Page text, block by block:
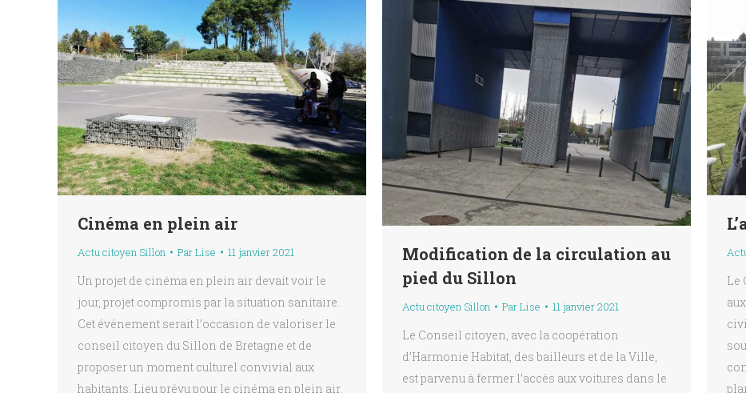
Cinéma en plein air
Actu citoyen Sillon ParLise 11 janvier 2021
Un projet de cinéma en plein air devait voir le
jour, projet compromis par la situation sanitaire.
Cet événement serait l’occasion de valoriser le
conseil citoyen du Sillon de Bretagne et de
proposer un moment culturel convivial aux
habitants. Lieu prévu pour le cinéma en plein air.
Modification de la circulation au
pied du Sillon
Actu citoyen Sillon ParLise 11 janvier 2021
Le Conseil citoyen, avec la coopération
d’Harmonie Habitat, des bailleurs et de la Ville,
est parvenu à fermer l’accès aux voitures dans le
Le